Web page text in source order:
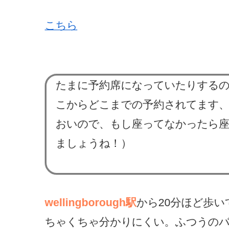
こちら
たまに予約席になっていたりする
こからどこまでの予約されてます
おいので、もし座ってなかったら
ましょうね！）
wellingborough駅から20分ほど歩い
ちゃくちゃ分かりにくい。ふつうの